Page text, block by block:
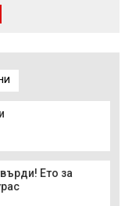
Ето за